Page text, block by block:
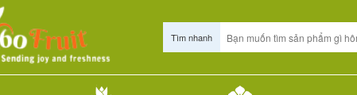
Tìm nhanh